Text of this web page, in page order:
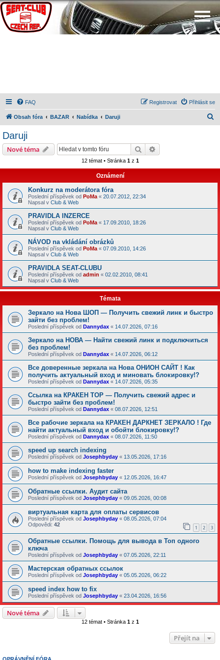
FAQ Přihlásit se
Registrovat
Obsah fóra BAZAR Nabídka Daruji
Daruji
Nové téma Hledat
12 témat • Stránka 1z 1
Oznámení
Konkurz na moderátora fóra
Poslední příspěvek od PoMa « 20.07.2012, 22:34
Napsal v Club & Web
PRAVIDLA INZERCE
Poslední příspěvek od PoMa « 17.09.2010, 18:26
Napsal v Club & Web
NÁVOD na vkládání obrázků
Poslední příspěvek od PoMa « 07.09.2010, 14:26
Napsal v Club & Web
PRAVIDLA SEAT-CLUBU
Poslední příspěvek od admin « 02.02.2010, 08:41
Napsal v Club & Web
Témata
Зеркало на Нова ШОП — Получить свежий линк и быстро
зайти без проблем!
Poslední příspěvek od Dannydax « 14.07.2026, 07:16
Зеркало на НОВА — Найти свежий линк и подключиться
без проблем!
Poslední příspěvek od Dannydax « 14.07.2026, 06:12
Все доверенные зеркала на Нова ОНИОН САЙТ ! Как
получить актуальный вход и миновать блокировку!?
Poslední příspěvek od Dannydax « 14.07.2026, 05:35
Ссылка на КРАКЕН ТОР — Получить свежий адрес и
быстро зайти без проблем!
Poslední příspěvek od Dannydax « 08.07.2026, 12:51
Все рабочие зеркала на КРАКЕН ДАРКНЕТ ЗЕРКАЛО ! Где
найти актуальный вход и обойти блокировку!?
Poslední příspěvek od Dannydax « 08.07.2026, 11:50
speed up search indexing
Poslední příspěvek od Josephbyday « 13.05.2026, 17:16
how to make indexing faster
Poslední příspěvek od Josephbyday « 12.05.2026, 16:47
Обратные ссылки. Аудит сайта
Poslední příspěvek od Josephbyday « 09.05.2026, 00:08
виртуальная карта для оплаты сервисов
Poslední příspěvek od Josephbyday « 08.05.2026, 07:04
Odpovědi: 42 1 2 3
Обратные ссылки. Помощь для вывода в Топ одного
ключа
Poslední příspěvek od Josephbyday « 07.05.2026, 22:11
Мастерская обратных ссылок
Poslední příspěvek od Josephbyday « 05.05.2026, 06:22
speed index how to fix
Poslední příspěvek od Josephbyday « 23.04.2026, 16:56
Nové téma
12 témat • Stránka 1z 1
Přejít na